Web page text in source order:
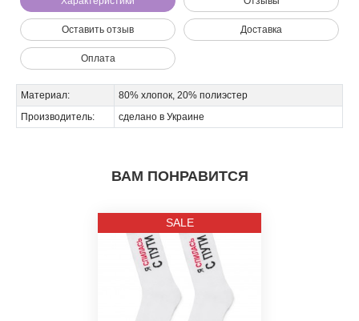
Оставить отзыв Доставка
Оплата
Материал:
80% хлопок, 20% полиэстер
Производитель:
сделано в Украине
ВАМ ПОНРАВИТСЯ
SALE
Мы позвоним вам на номер: